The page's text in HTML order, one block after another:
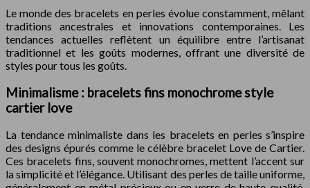
Le monde des bracelets en perles évolue constamment, mêlant
traditions ancestrales et innovations contemporaines. Les
tendances actuelles reflètent un équilibre entre l’artisanat
traditionnel et les goûts modernes, offrant une diversité de
styles pour tous les goûts.
Minimalisme : bracelets fins monochrome style
cartier love
La tendance minimaliste dans les bracelets en perles s’inspire
des designs épurés comme le célèbre bracelet Love de Cartier.
Ces bracelets fins, souvent monochromes, mettent l’accent sur
la simplicité et l’élégance. Utilisant des perles de taille uniforme,